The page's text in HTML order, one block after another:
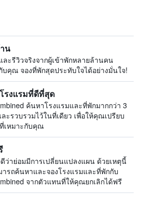
น
ะรีวิวจริงจากผู้เข้าพักหลายล้านคน
บคุณ จองที่พักสุดประทับใจได้อย่างมั่นใจ!
รงแรมที่ดีที่สุด
ค้นหาโรงแรมและที่พักมากกว่า 3
ะรวบรวมไว้ในที่เดียว เพื่อให้คุณเปรียบ
เหมาะกับคุณ
ดีว่าย่อมมีการเปลี่ยนแปลงแผน ด้วยเหตุนี้
รถค้นหาและจองโรงแรมและที่พักกับ
จากตัวแทนที่ให้คุณยกเลิกได้ฟรี